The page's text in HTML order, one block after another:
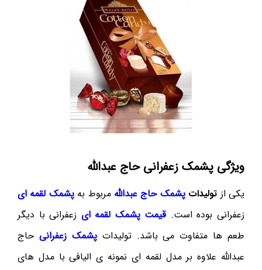
ویژگی پشمک زعفرانی حاج عبدالله
یکی از تولیداتپشمک حاج عبدالله مربوط بهپشمک لقمه ای
زعفرانی بوده است. قیمت پشمک لقمه ای زعفرانی با دیگر
طعم ها متفاوت می باشد. تولیداتپشمک زعفرانی حاج
عبدالله علاوه بر مدل لقمه ای نمونه ی الیافی با مدل های